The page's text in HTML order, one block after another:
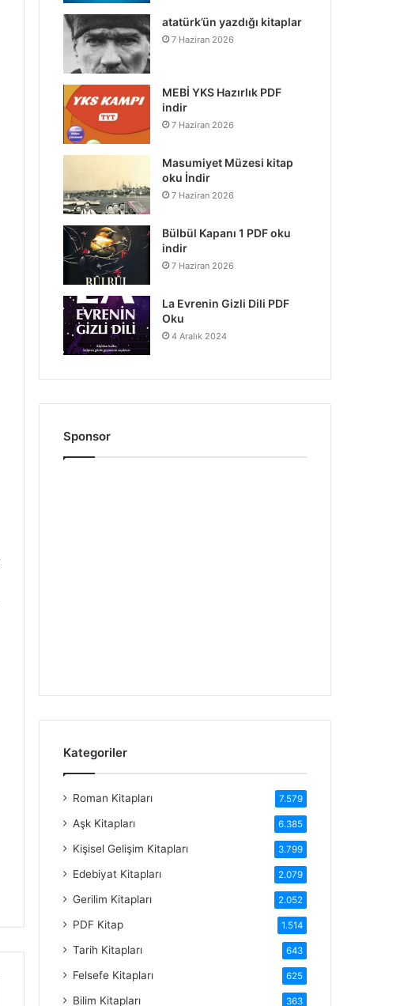
atatürk’ün yazdığı kitaplar
7 Haziran 2026
MEBİ YKS Hazırlık PDF
indir
7 Haziran 2026
Masumiyet Müzesi kitap
oku İndir
7 Haziran 2026
Bülbül Kapanı 1 PDF oku
indir
7 Haziran 2026
La Evrenin Gizli Dili PDF
Oku
4 Aralık 2024
Sponsor
Kategoriler
Roman Kitapları 7.579
Aşk Kitapları 6.385
Kişisel Gelişim Kitapları 3.799
Edebiyat Kitapları 2.079
Gerilim Kitapları 2.052
PDF Kitap 1.514
Tarih Kitapları 643
Felsefe Kitapları 625
Bilim Kitapları 363